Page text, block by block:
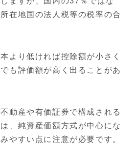
在地国の法人税等の税率の合
より低ければ控除額が小さく
も評価額が高く出ることがあ
動産や有価証券で構成される
、純資産価額方式が中心にな
やすい点に注意が必要です。